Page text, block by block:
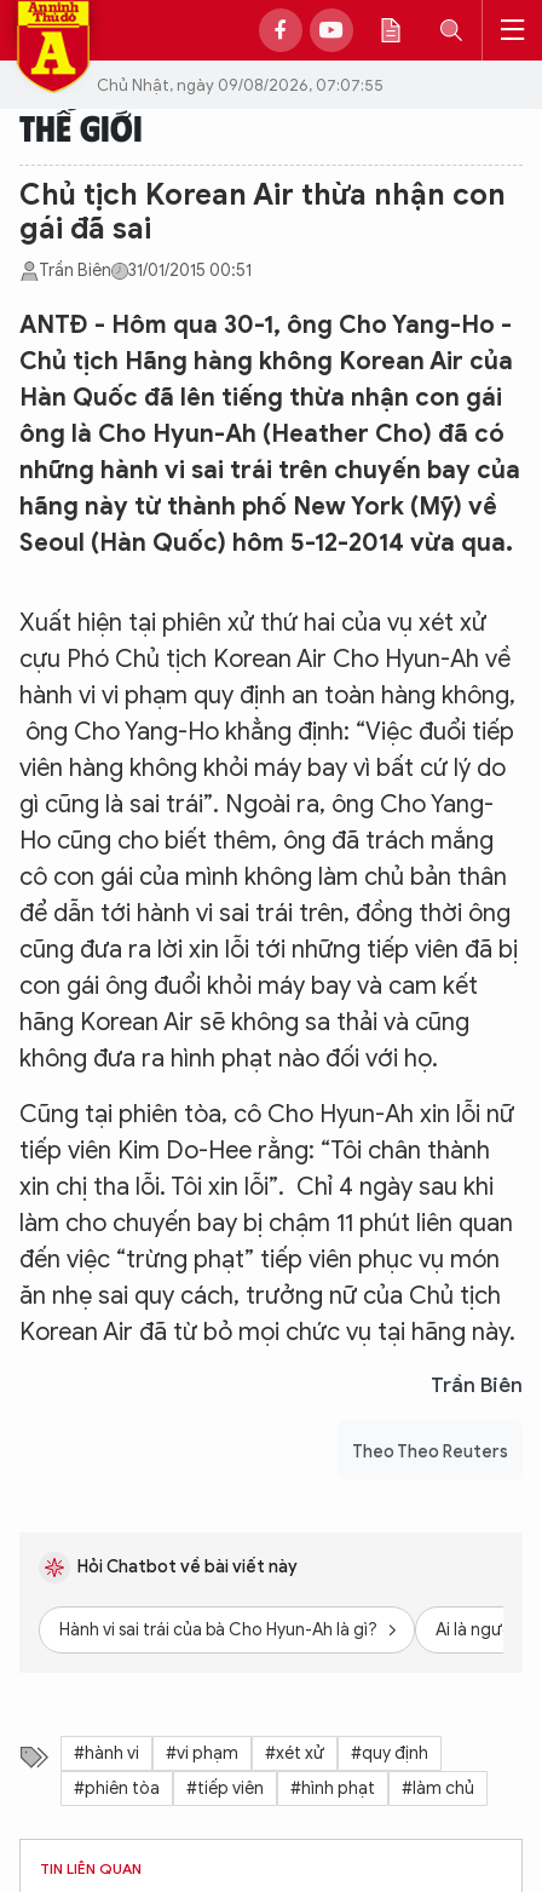
Chủ Nhật, ngày 09/08/2026, 07:07:55
THẾ GIỚI
Chủ tịch Korean Air thừa nhận con
gái đã sai
Trần Biên 31/01/2015 00:51
ANTĐ - Hôm qua 30-1, ông Cho Yang-Ho -
Chủ tịch Hãng hàng không Korean Air của
Hàn Quốc đã lên tiếng thừa nhận con gái
ông là Cho Hyun-Ah (Heather Cho) đã có
những hành vi sai trái trên chuyến bay của
hãng này từ thành phố New York (Mỹ) về
Seoul (Hàn Quốc) hôm 5-12-2014 vừa qua.
Xuất hiện tại phiên xử thứ hai của vụ xét xử
cựu Phó Chủ tịch Korean Air Cho Hyun-Ah về
hành vi vi phạm quy định an toàn hàng không,
ông Cho Yang-Ho khẳng định: “Việc đuổi tiếp
viên hàng không khỏi máy bay vì bất cứ lý do
gì cũng là sai trái”. Ngoài ra, ông Cho Yang-
Ho cũng cho biết thêm, ông đã trách mắng
cô con gái của mình không làm chủ bản thân
để dẫn tới hành vi sai trái trên, đồng thời ông
cũng đưa ra lời xin lỗi tới những tiếp viên đã bị
con gái ông đuổi khỏi máy bay và cam kết
hãng Korean Air sẽ không sa thải và cũng
không đưa ra hình phạt nào đối với họ.
Cũng tại phiên tòa, cô Cho Hyun-Ah xin lỗi nữ
tiếp viên Kim Do-Hee rằng: “Tôi chân thành
xin chị tha lỗi. Tôi xin lỗi”. Chỉ 4 ngày sau khi
làm cho chuyến bay bị chậm 11 phút liên quan
đến việc “trừng phạt” tiếp viên phục vụ món
ăn nhẹ sai quy cách, trưởng nữ của Chủ tịch
Korean Air đã từ bỏ mọi chức vụ tại hãng này.
Trần Biên
Theo Theo Reuters
Hỏi Chatbot về bài viết này
Hành vi sai trái của bà Cho Hyun-Ah là gì? Ai là người
#hành vi #vi phạm #xét xử
#quy định
#phiên tòa
#tiếp viên #hình phạt #làm chủ
TIN LIÊN QUAN